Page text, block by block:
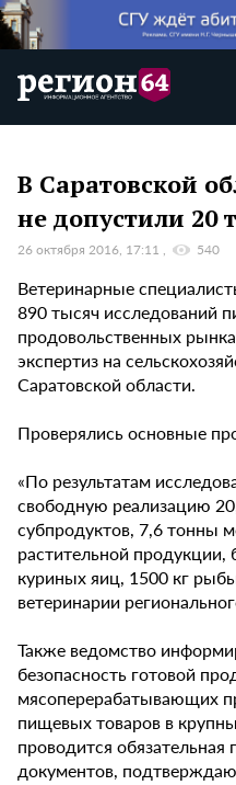
В Саратовской
не допустили 20
26 октября 2016, 17:11 540
Ветеринарные
890 тысяч исследований
продовольственных
экспертиз на
Саратовской области.
Проверялись основные
«По результатам
свободную реализацию
субпродуктов, 7,6 тонны
растительной
куриных яиц, 1500 кг
ветеринарии
Также ведомство
безопасность готовой
мясоперерабатывающих
пищевых товаров в
проводится
документов,